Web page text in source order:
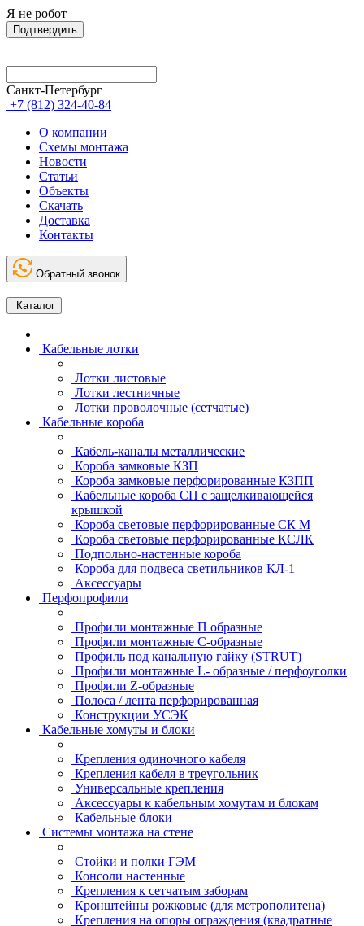
Я не робот
Подтвердить
Санкт-Петербург
+7 (812) 324-40-84
О компании
Схемы монтажа
Новости
Статьи
Объекты
Скачать
Доставка
Контакты
Обратный звонок
Каталог
Кабельные лотки
Лотки листовые
Лотки лестничные
Лотки проволочные (сетчатые)
Кабельные короба
Кабель-каналы металлические
Короба замковые КЗП
Короба замковые перфорированные КЗПП
Кабельные короба СП с защелкивающейся
крышкой
Короба световые перфорированные СК М
Короба световые перфорированные КСЛК
Подпольно-настенные короба
Короба для подвеса светильников КЛ-1
Аксессуары
Перфопрофили
Профили монтажные П образные
Профили монтажные C-образные
Профиль под канальную гайку (STRUT)
Профили монтажные L- образные / перфоуголки
Профили Z-образные
Полоса / лента перфорированная
Конструкции УСЭК
Кабельные хомуты и блоки
Крепления одиночного кабеля
Крепления кабеля в треугольник
Универсальные крепления
Аксессуары к кабельным хомутам и блокам
Кабельные блоки
Системы монтажа на стене
Стойки и полки ГЭМ
Консоли настенные
Крепления к сетчатым заборам
Кронштейны рожковые (для метрополитена)
Крепления на опоры ограждения (квадратные